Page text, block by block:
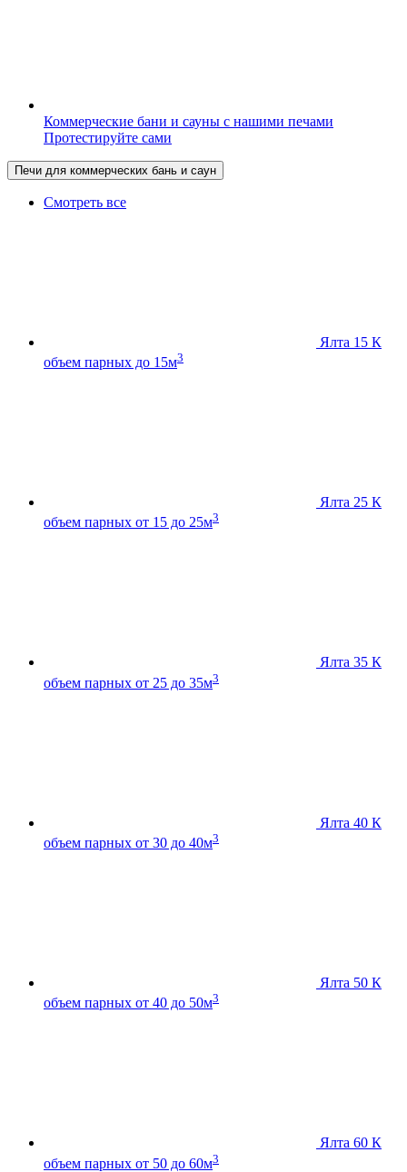
Коммерческие бани и сауны с нашими печами
Протестируйте сами
Печи для коммерческих бань и саун
Смотреть все
Ялта 15 К
объем парных до 15м3
Ялта 25 К
объем парных от 15 до 25м3
Ялта 35 К
объем парных от 25 до 35м3
Ялта 40 К
объем парных от 30 до 40м3
Ялта 50 К
объем парных от 40 до 50м3
Ялта 60 К
объем парных от 50 до 60м3